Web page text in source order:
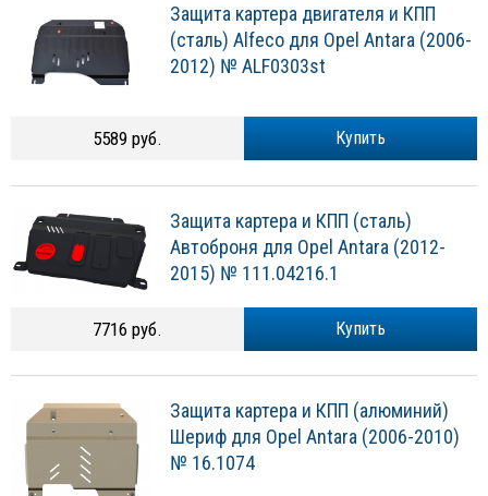
Защита картера двигателя и КПП
(сталь) Alfeco для Opel Antara (2006-
2012) № ALF0303st
Купить
5589 руб.
Защита картера и КПП (сталь)
Автоброня для Opel Antara (2012-
2015) № 111.04216.1
Купить
7716 руб.
Защита картера и КПП (алюминий)
Шериф для Opel Antara (2006-2010)
№ 16.1074